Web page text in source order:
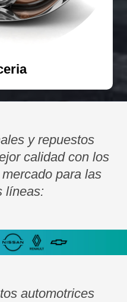
y repuestos
calidad con los
para las
líneas:
automotrices